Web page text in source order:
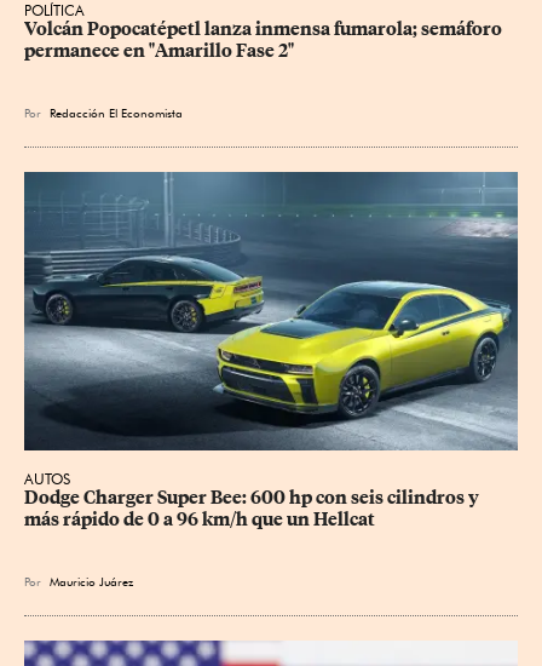
POLÍTICA
Volcán Popocatépetl lanza inmensa fumarola; semáforo
permanece en "Amarillo Fase 2"
Por Redacción El Economista
AUTOS
Dodge Charger Super Bee: 600 hp con seis cilindros y
más rápido de 0 a 96 km/h que un Hellcat
Por Mauricio Juárez